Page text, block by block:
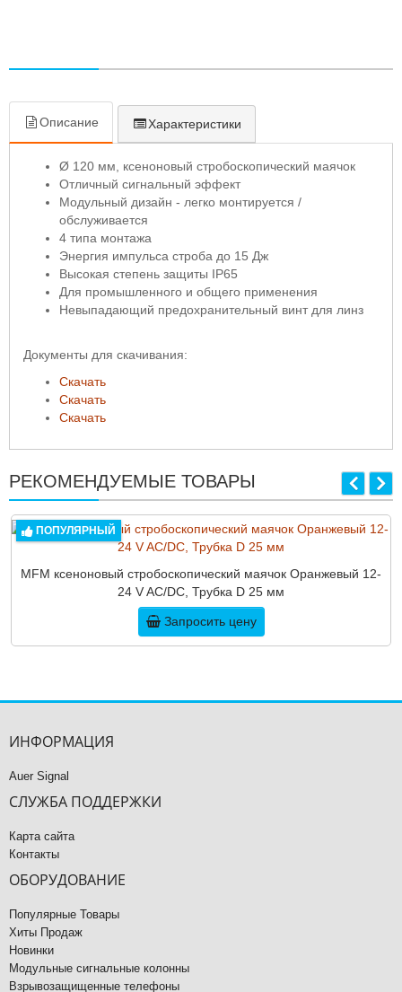
Описание Характеристики
Ø 120 мм, ксеноновый стробоскопический маячок
Отличный сигнальный эффект
Модульный дизайн - легко монтируется /
обслуживается
4 типа монтажа
Энергия импульса строба до 15 Дж
Высокая степень защиты IP65
Для промышленного и общего применения
Невыпадающий предохранительный винт для линз
Документы для скачивания:
Скачать
Скачать
Скачать
РЕКОМЕНДУЕМЫЕ ТОВАРЫ
ПОПУЛЯРНЫЙ
MFM ксеноновый стробоскопический маячок Оранжевый 12-
24 V AC/DC, Трубка D 25 мм
Запросить цену
ИНФОРМАЦИЯ
Auer Signal
СЛУЖБА ПОДДЕРЖКИ
Карта сайта
Контакты
ОБОРУДОВАНИЕ
Популярные Товары
Хиты Продаж
Новинки
Модульные сигнальные колонны
Взрывозащищенные телефоны